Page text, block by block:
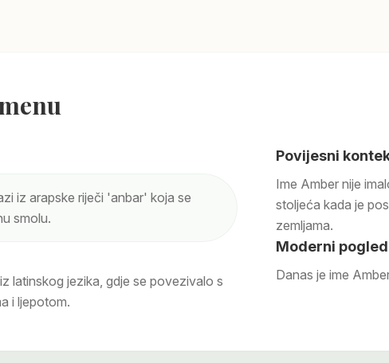
iz arapske riječi 'anbar' koja se
smolu.
latinskog jezika, gdje se povezivalo s
i ljepotom.
Povijesni
Ime Amber nije
stoljeća kada je
zemljama.
Moderni pogled
Danas je ime